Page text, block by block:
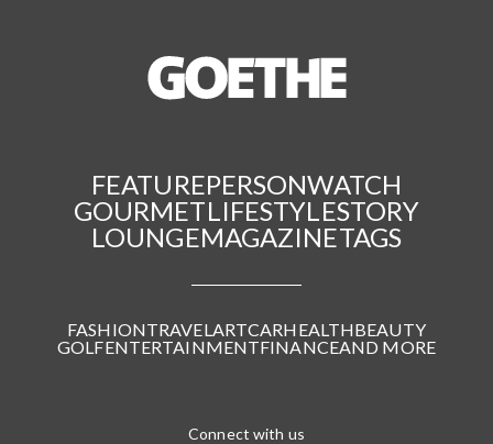
FEATUREPERSONWATCH
GOURMETLIFESTYLESTORY
LOUNGEMAGAZINETAGS
FASHIONTRAVELARTCARHEALTHBEAUTY
GOLFENTERTAINMENTFINANCEAND MORE
Connect with us